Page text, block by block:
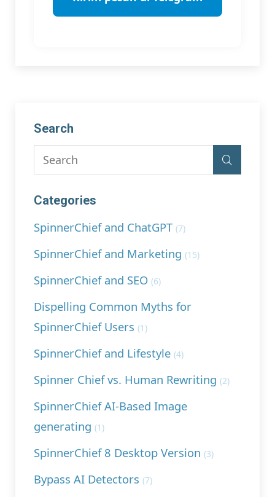
Search
Categories
SpinnerChief and ChatGPT (7)
SpinnerChief and Marketing (15)
SpinnerChief and SEO (6)
Dispelling Common Myths for
SpinnerChief Users (1)
SpinnerChief and Lifestyle (4)
Spinner Chief vs. Human Rewriting (2)
SpinnerChief AI-Based Image
generating (1)
SpinnerChief 8 Desktop Version (3)
Bypass AI Detectors (7)